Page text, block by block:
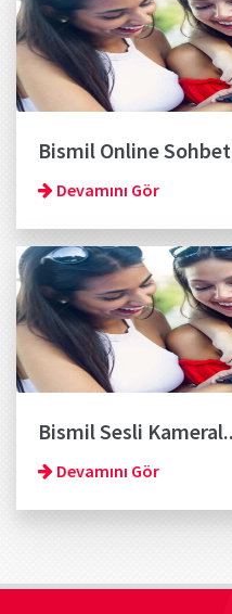
Bismil Online
Devamını Gör
Bismil Sesli
Devamını Gör